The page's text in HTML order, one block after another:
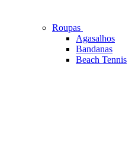
Roupas
Agasalhos
Bandanas
Beach Tennis